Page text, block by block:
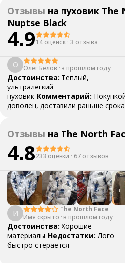
Отзывы на пуховик The
Nuptse Black
4.914 оценок · 3 отзыва
О Олег Белов · в прошлом году
Достоинства: Теплый,
ультралегкий
пуховик Комментарий: Покупкой
доволен, доставили раньше срока
Отзывы на The North
4.8233 оценки · 67 отзывов
И
The North Face
Имя скрыто · в прошлом году
Достоинства: Хорошие
материалы Недостатки: Лого
быстро стерается